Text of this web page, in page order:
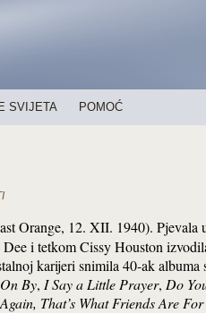
SVIJETA POMOĆ
Orange, 12. XII. 1940). Pjevala
i tetkom Cissy Houston
karijeri snimila 40-ak albuma
By, I Say a Little Prayer, Do
That’s What Friends Are For